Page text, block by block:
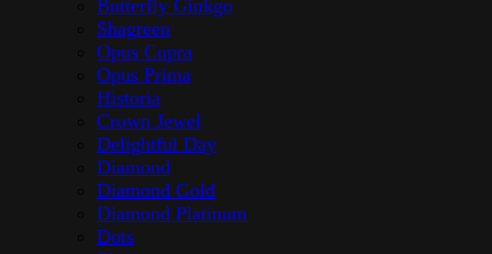
Butterfly Ginkgo
Shagreen
Opus Cupra
Opus Prima
Historia
Crown Jewel
Delightful Day
Diamond
Diamond Gold
Diamond Platinum
Dots